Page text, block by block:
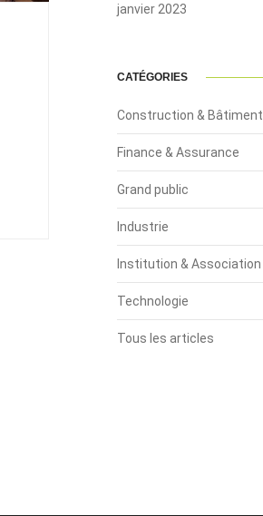
janvier 2023
CATÉGORIES
Construction & Bâtiment
Finance & Assurance
Grand public
Industrie
Institution & Association
Technologie
Tous les articles